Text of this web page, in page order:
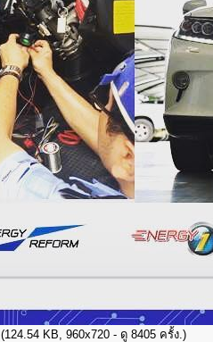
(124.54 KB, 960x720 - ดู 8405 ครั้ง.)